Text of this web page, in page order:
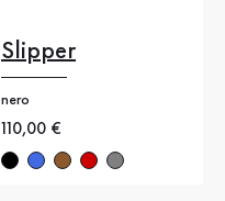
Slipper
nero
Nuovo prezzo
110,00 €